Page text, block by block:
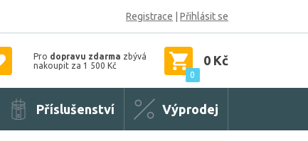
Registrace Přihlásit se
Pro dopravu zdarma zbývá
nakoupit za 1 500 Kč
0
0 Kč
Příslušenství Výprodej